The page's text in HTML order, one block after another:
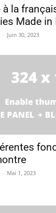
à la
Made in
- Juin 30, 2023
- Mai 1, 2023